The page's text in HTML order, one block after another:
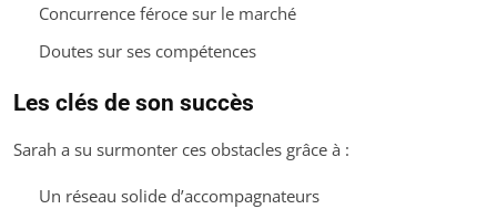
Concurrence féroce sur le marché
Doutes sur ses compétences
Les clés de son succès
Sarah a su surmonter ces obstacles grâce à :
Un réseau solide d’accompagnateurs